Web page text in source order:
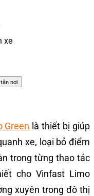
xe
nơi
Green là thiết bị giúp
xe, loại bỏ điểm
trong từng thao tác
cho Vinfast Limo
xuyên trong đô thị